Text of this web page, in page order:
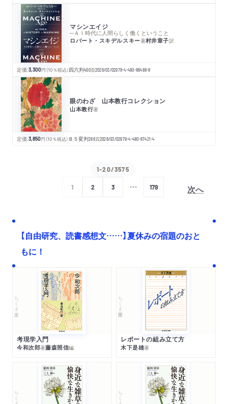
マシンエイジ
─ＡＩ時代に人間らしく働くということ
ロバート・スキデルスキー著村井章子訳
定価:3,300円 （10％税込）四六判400頁2026/03/02978-4-480-86488-8
眼のわざ 山本教行コレクション
山本教行著
定価:3,850円 （10％税込） Ｂ５変判288頁2026/03/02978-4-480-87421-4
1-20/3575
1 2 3 179 次へ
【自由研究、読書感想文……】夏休みの宿題のおと
もに！
ちくま文庫
考現学入門
今和次郎著藤森照信編
ちくま学芸文庫
レポートの組み立て方
木下是雄著
ちくま文庫 ちくま文庫